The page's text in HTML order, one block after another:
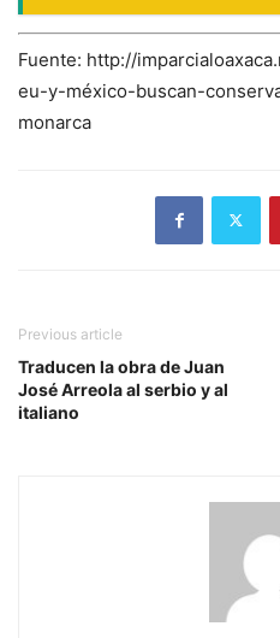
Fuente: http://
eu-y-méxico-buscan-
monarca
Previous article
Traducen la obra de Juan
José Arreola al serbio y al
italiano